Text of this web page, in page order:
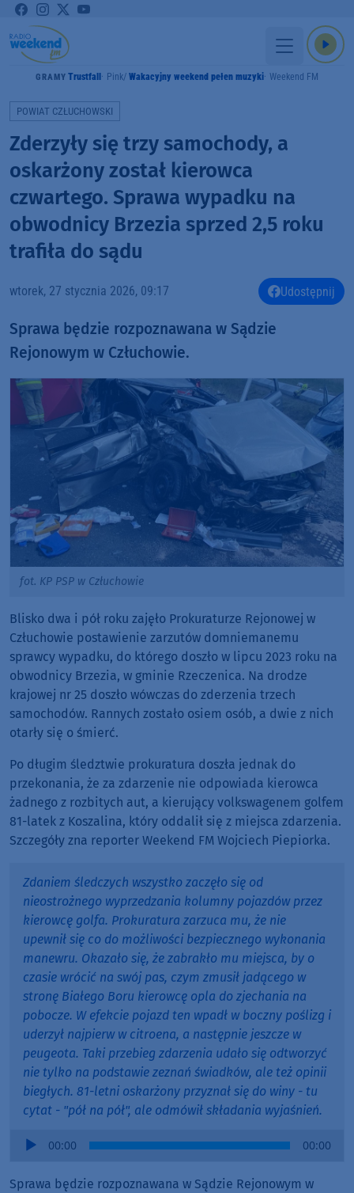
GRAMY Trustfall Pink Wakacyjny weekend pełen muzyki Weekend FM
POWIAT CZŁUCHOWSKI
Zderzyły się trzy samochody, a
oskarżony został kierowca
czwartego. Sprawa wypadku na
obwodnicy Brzezia sprzed 2,5 roku
trafiła do sądu
wtorek, 27 stycznia 2026, 09:17 Udostępnij
Sprawa będzie rozpoznawana w Sądzie
Rejonowym w Człuchowie.
fot. KP PSP w Człuchowie
Blisko dwa i pół roku zajęło Prokuraturze Rejonowej w
Człuchowie postawienie zarzutów domniemanemu
sprawcy wypadku, do którego doszło w lipcu 2023 roku na
obwodnicy Brzezia, w gminie Rzeczenica. Na drodze
krajowej nr 25 doszło wówczas do zderzenia trzech
samochodów. Rannych zostało osiem osób, a dwie z nich
otarły się o śmierć.
Po długim śledztwie prokuratura doszła jednak do
przekonania, że za zdarzenie nie odpowiada kierowca
żadnego z rozbitych aut, a kierujący volkswagenem golfem
81-latek z Koszalina, który oddalił się z miejsca zdarzenia.
Szczegóły zna reporter Weekend FM Wojciech Piepiorka.
Zdaniem śledczych wszystko zaczęło się od
nieostrożnego wyprzedzania kolumny pojazdów przez
kierowcę golfa. Prokuratura zarzuca mu, że nie
upewnił się co do możliwości bezpiecznego wykonania
manewru. Okazało się, że zabrakło mu miejsca, by o
czasie wrócić na swój pas, czym zmusił jadącego w
stronę Białego Boru kierowcę opla do zjechania na
pobocze. W efekcie pojazd ten wpadł w boczny poślizg i
uderzył najpierw w citroena, a następnie jeszcze w
peugeota. Taki przebieg zdarzenia udało się odtworzyć
nie tylko na podstawie zeznań świadków, ale też opinii
biegłych. 81-letni oskarżony przyznał się do winy - tu
cytat - "pół na pół", ale odmówił składania wyjaśnień.
Audio
00:00 00:00
Sprawa będzie rozpoznawana w Sądzie Rejonowym w